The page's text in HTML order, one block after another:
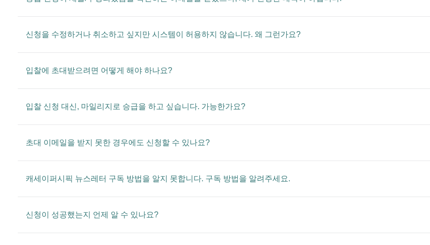
신청을 수정하거나 취소하고 싶지만 시스템이 허용하지 않습니다. 왜 그런가요?
입찰에 초대받으려면 어떻게 해야 하나요?
입찰 신청 대신, 마일리지로 승급을 하고 싶습니다. 가능한가요?
초대 이메일을 받지 못한 경우에도 신청할 수 있나요?
캐세이퍼시픽 뉴스레터 구독 방법을 알지 못합니다. 구독 방법을 알려주세요.
신청이 성공했는지 언제 알 수 있나요?